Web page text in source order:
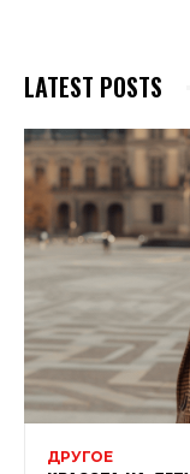
LATEST POSTS
ДРУГОЕ